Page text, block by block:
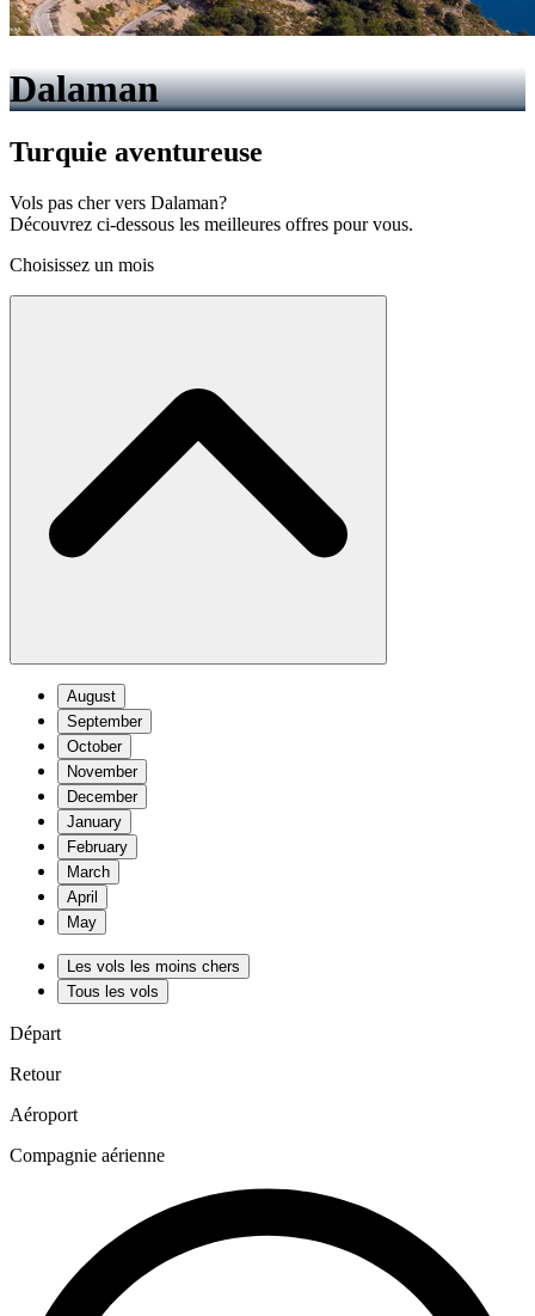
Dalaman
Turquie aventureuse
Vols pas cher vers Dalaman?
Découvrez ci-dessous les meilleures offres pour vous.
Choisissez un mois
August
September
October
November
December
January
February
March
April
May
Les vols les moins chers
Tous les vols
Départ
Retour
Aéroport
Compagnie aérienne